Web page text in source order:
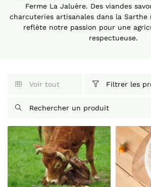
Adresse email de réception
En cochant cette case, vous consentez à recevoir nos
commerciales à l'adresse email indiqué ci-dessus.
désinscrire à tout moment en utilisant
le formulaire
INSCRIPTION
Ferme La Jaluère. Des viandes
charcuteries artisanales dans la
reflète notre passion pour une
respectueuse.
 Voir tout  Filtrer les
